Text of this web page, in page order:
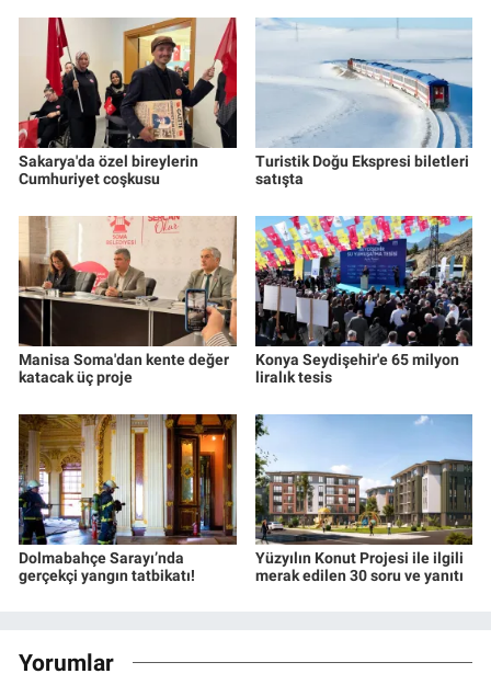
Sakarya'da özel bireylerin
Cumhuriyet coşkusu
Turistik Doğu Ekspresi biletleri
satışta
Manisa Soma'dan kente değer
katacak üç proje
Konya Seydişehir'e 65 milyon
liralık tesis
Dolmabahçe Sarayı’nda
gerçekçi yangın tatbikatı!
Yüzyılın Konut Projesi ile ilgili
merak edilen 30 soru ve yanıtı
Yorumlar